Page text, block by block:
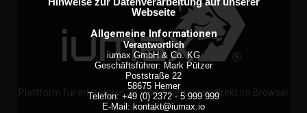
Plattform für interaktive 3D Visualisierungen direkt im Browser
und offline.
Webseite
Allgemeine Informationen
Verantwortlich
iumax GmbH & Co. KG
Geschäftsführer: Mark Pützer
Poststraße 22
58675 Hemer
Telefon: +49 (0) 2372 - 5 999 999
E-Mail: kontakt@iumax.io